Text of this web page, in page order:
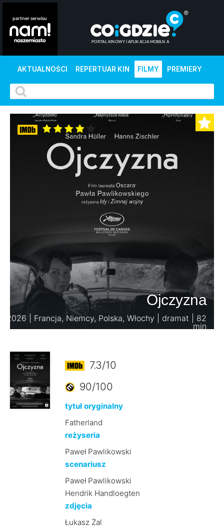
AKTUALNOŚCI REPERTUAR KIN FILMY PREMIERY
Ojczyzna
2026 | Francja, Niemcy, Polska, Włochy | dramat | 82
min
7.3/10
90/100
tytuł oryginalny
Fatherland
reżyseria
Paweł Pawlikowski
scenariusz
Paweł Pawlikowski
Hendrik Handloegten
zdjęcia
Łukasz Żal